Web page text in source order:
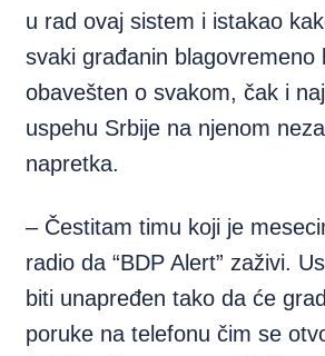
u rad ovaj sistem i istakao
svaki građanin blagovremeno
obavešten o svakom, čak i
uspehu Srbije na njenom
napretka.
– Čestitam timu koji je
radio da “BDP Alert” zaživi.
biti unapređen tako da će
poruke na telefonu čim se